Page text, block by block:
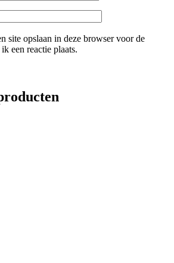
site opslaan in deze browser voor de
een reactie plaats.